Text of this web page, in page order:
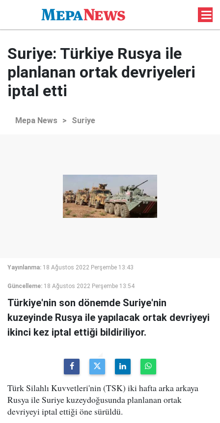
Suriye: Türkiye Rusya ile
planlanan ortak devriyeleri
iptal etti
Mepa News > Suriye
Yayınlanma: 18 Ağustos 2022 Perşembe 13:43
Güncelleme: 18 Ağustos 2022 Perşembe 13:54
Türkiye'nin son dönemde Suriye'nin
kuzeyinde Rusya ile yapılacak ortak devriyeyi
ikinci kez iptal ettiği bildiriliyor.
Türk Silahlı Kuvvetleri'nin (TSK) iki hafta arka arkaya
Rusya ile Suriye kuzeydoğusunda planlanan ortak
devriyeyi iptal ettiği öne sürüldü.